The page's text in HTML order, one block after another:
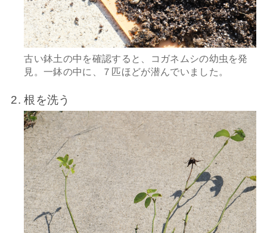
古い鉢土の中を確認すると、コガネムシの幼虫を発
見。一鉢の中に、７匹ほどが潜んでいました。
根を洗う